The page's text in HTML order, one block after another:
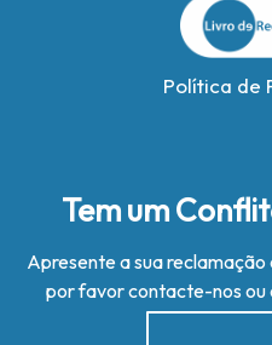
Política de
Tem um
Apresente a sua
por favor contacte-nos ou